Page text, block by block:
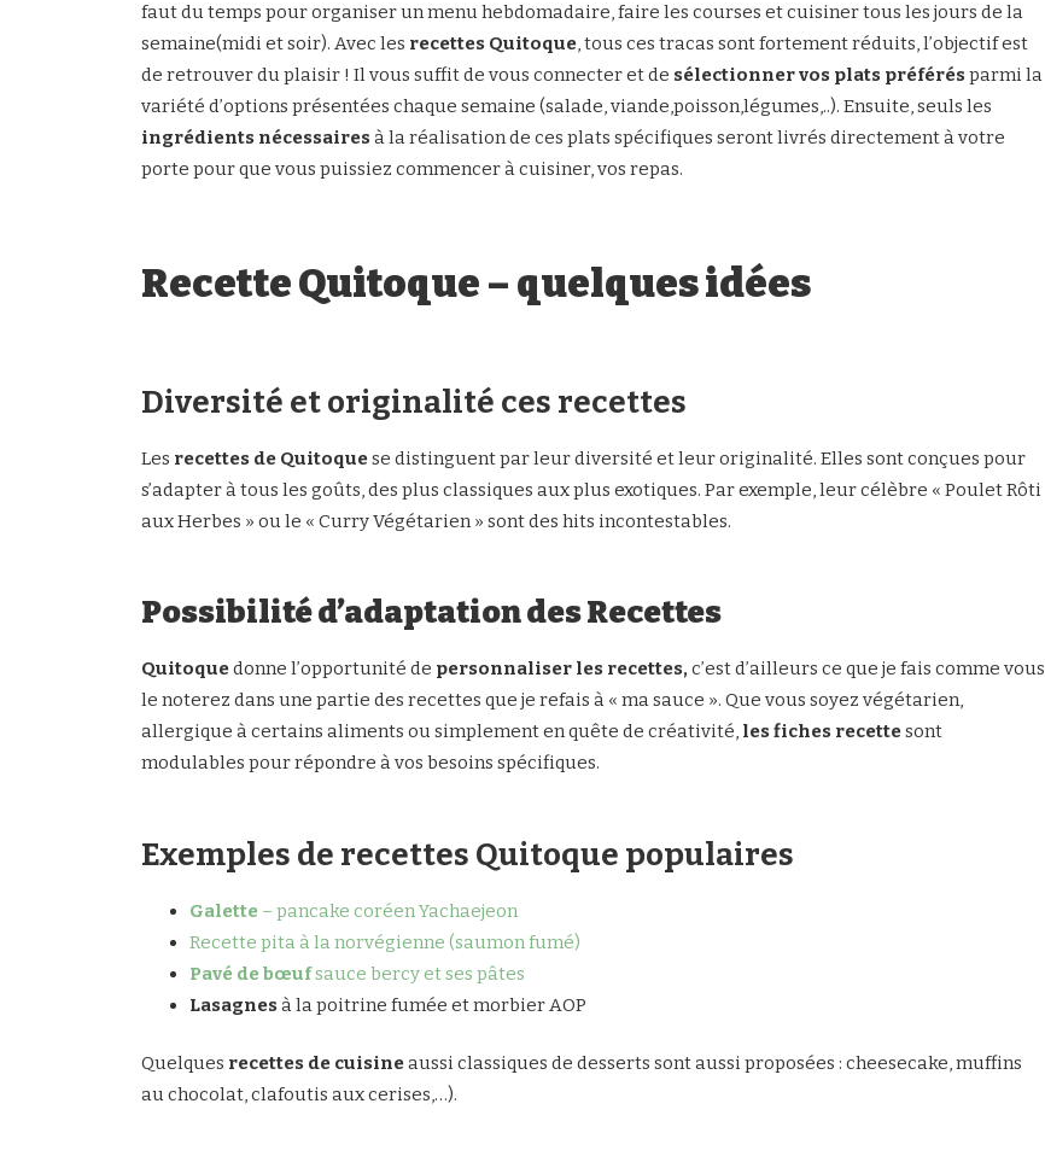
faut du temps pour organiser un menu hebdomadaire, faire les courses et cuisiner tous les jours de la
semaine(midi et soir). Avec les recettes Quitoque, tous ces tracas sont fortement réduits, l’objectif est
de retrouver du plaisir ! Il vous suffit de vous connecter et de sélectionner vos plats préférésparmi la
variété d’options présentées chaque semaine (salade, viande,poisson,légumes,..). Ensuite, seuls les
ingrédients nécessairesà la réalisation de ces plats spécifiques seront livrés directement à votre
porte pour que vous puissiez commencer à cuisiner, vos repas.
Recette Quitoque – quelques idées
Diversité et originalité ces recettes
Les recettes de Quitoquese distinguent par leur diversité et leur originalité. Elles sont conçues pour
s’adapter à tous les goûts, des plus classiques aux plus exotiques. Par exemple, leur célèbre « Poulet Rôti
aux Herbes » ou le « Curry Végétarien » sont des hits incontestables.
Possibilité d’adaptation des Recettes
Quitoquedonne l’opportunité de personnaliser les recettes,c’est d’ailleurs ce que je fais comme vous
le noterez dans une partie des recettes que je refais à « ma sauce ». Que vous soyez végétarien,
allergique à certains aliments ou simplement en quête de créativité, les fiches recettesont
modulables pour répondre à vos besoins spécifiques.
Exemples de recettes Quitoque populaires
Galette – pancake coréen Yachaejeon
Recette pita à la norvégienne (saumon fumé)
Pavé de bœufsauce bercy et ses pâtes
Lasagnesà la poitrine fumée et morbier AOP
Quelques recettes de cuisineaussi classiques de desserts sont aussi proposées : cheesecake, muffins
au chocolat, clafoutis aux cerises,…).